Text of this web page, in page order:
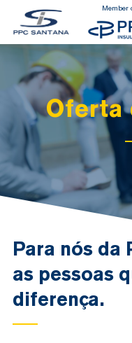
Member
Oferta
Para nós da
as pessoas
diferença.